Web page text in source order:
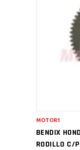
BENDIX
RODILLO C/
MOTOR1